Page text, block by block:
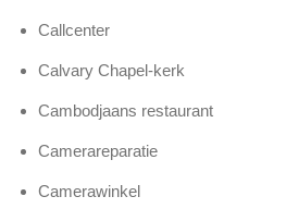
Callcenter
Calvary Chapel-kerk
Cambodjaans restaurant
Camerareparatie
Camerawinkel